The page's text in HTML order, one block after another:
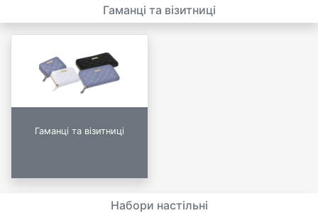
Гаманці та візитниці
Гаманці та візитниці
Набори настільні